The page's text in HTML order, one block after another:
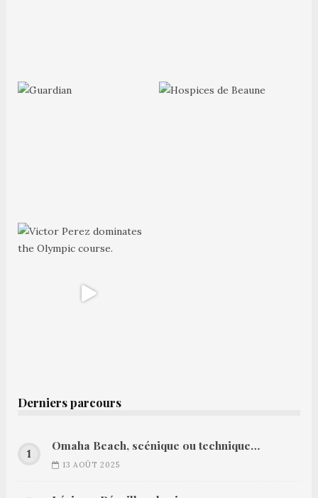
Derniers parcours
Omaha Beach, scénique ou technique…
13 AOÛT 2025